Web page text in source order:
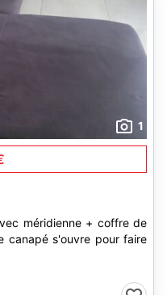
1
méridienne + coffre de
canapé s'ouvre pour faire